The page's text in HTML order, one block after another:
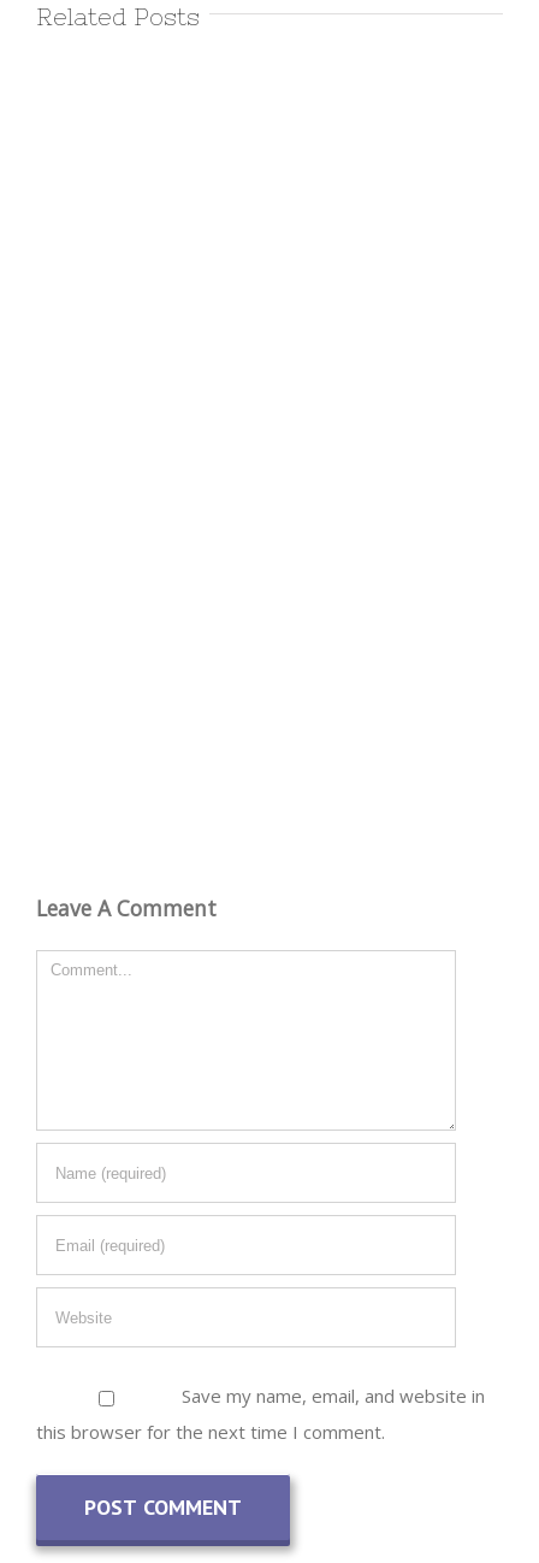
Related Posts
Leave A Comment
Comment
Save my name, email, and website in
this browser for the next time I comment.